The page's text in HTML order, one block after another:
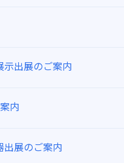
出展のご案内
内
出展のご案内